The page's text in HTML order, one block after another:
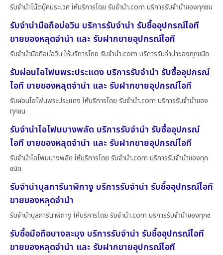
รับจำนำโน๊ตบุ๊คประเวศ ให้บริการโดย รับจํานํา.com บริการรับจำนำของทุกชน
รับจำนำมือถือบ่อวิน บริการรับจำนำ รับซื้ออุปกรณ์ไอที
ขายของหลุดจำนำ และ รับฝากขายอุปกรณ์ไอที
รับจำนำมือถือบ่อวิน ให้บริการโดย รับจํานํา.com บริการรับจำนำของทุกชนิด
รับผ่อนไอโฟนพระประแดง บริการรับจำนำ รับซื้ออุปกรณ์
ไอที ขายของหลุดจำนำ และ รับฝากขายอุปกรณ์ไอที
รับผ่อนไอโฟนพระประแดง ให้บริการโดย รับจํานํา.com บริการรับจำนำของ
ทุกชน
รับจำนำไอโฟนบางพลัด บริการรับจำนำ รับซื้ออุปกรณ์
ไอที ขายของหลุดจำนำ และ รับฝากขายอุปกรณ์ไอที
รับจำนำไอโฟนบางพลัด ให้บริการโดย รับจํานํา.com บริการรับจำนำของทุก
ชนิด
รับจำนำบุลการีนาฬิกางู บริการรับจำนำ รับซื้ออุปกรณ์ไอที
ขายของหลุดจำนำ
รับจำนำบุลการีนาฬิกางู ให้บริการโดย รับจํานํา.com บริการรับจำนำของทุกช
รับซื้อมือถือบางละมุง บริการรับจำนำ รับซื้ออุปกรณ์ไอที
ขายของหลุดจำนำ และ รับฝากขายอุปกรณ์ไอที